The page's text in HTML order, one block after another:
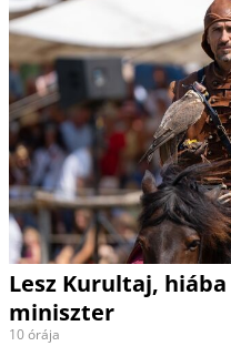
Lesz Kurultaj,
miniszter
10 órája